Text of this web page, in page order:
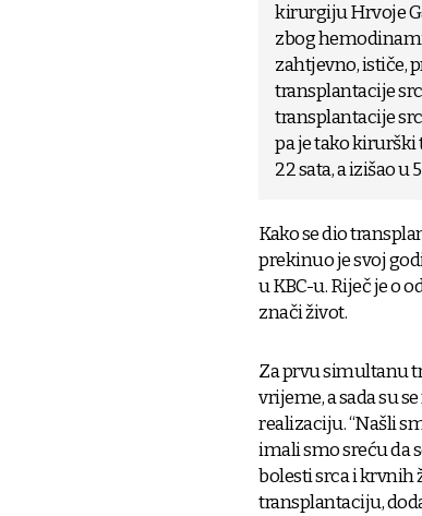
kirurgiju Hrvoje
zbog
zahtjevno, ističe,
transplantacije
transplantacije
pa je tako kirurški
22 sata, a izišao u
Kako se dio
prekinuo je svoj
u KBC-u. Riječ je o
znači život.
Za prvu simultanu
vrijeme, a sada su
realizaciju. “Našli
imali smo sreću da
bolesti srca i krvnih
transplantaciju,